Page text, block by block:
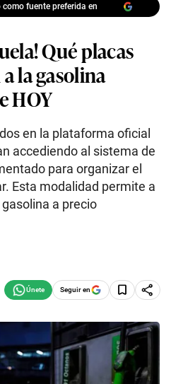
fuente preferida en
Qué placas
la gasolina
HOY
en la plataforma oficial
accediendo al sistema de
para organizar el
Esta modalidad permite a
a precio
Seguir en